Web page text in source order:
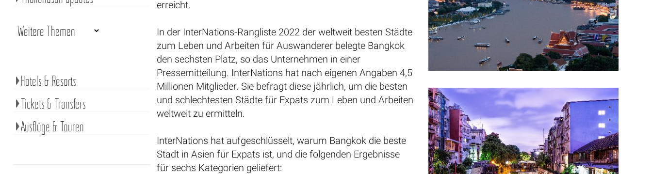
erreicht.
In der InterNations-Rangliste 2022 der weltweit besten Städte
zum Leben und Arbeiten für Auswanderer belegte Bangkok
den sechsten Platz, so das Unternehmen in einer
Pressemitteilung. InterNations hat nach eigenen Angaben 4,5
Millionen Mitglieder. Sie befragt diese jährlich, um die besten
und schlechtesten Städte für Expats zum Leben und Arbeiten
weltweit zu ermitteln.
InterNations hat aufgeschlüsselt, warum Bangkok die beste
Stadt in Asien für Expats ist, und die folgenden Ergebnisse
für sechs Kategorien geliefert:
Hotels & Resorts
Tickets & Transfers
Ausflüge & Touren